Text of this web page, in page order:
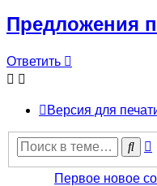
Предложения
Ответить
Версия для
Первое новое